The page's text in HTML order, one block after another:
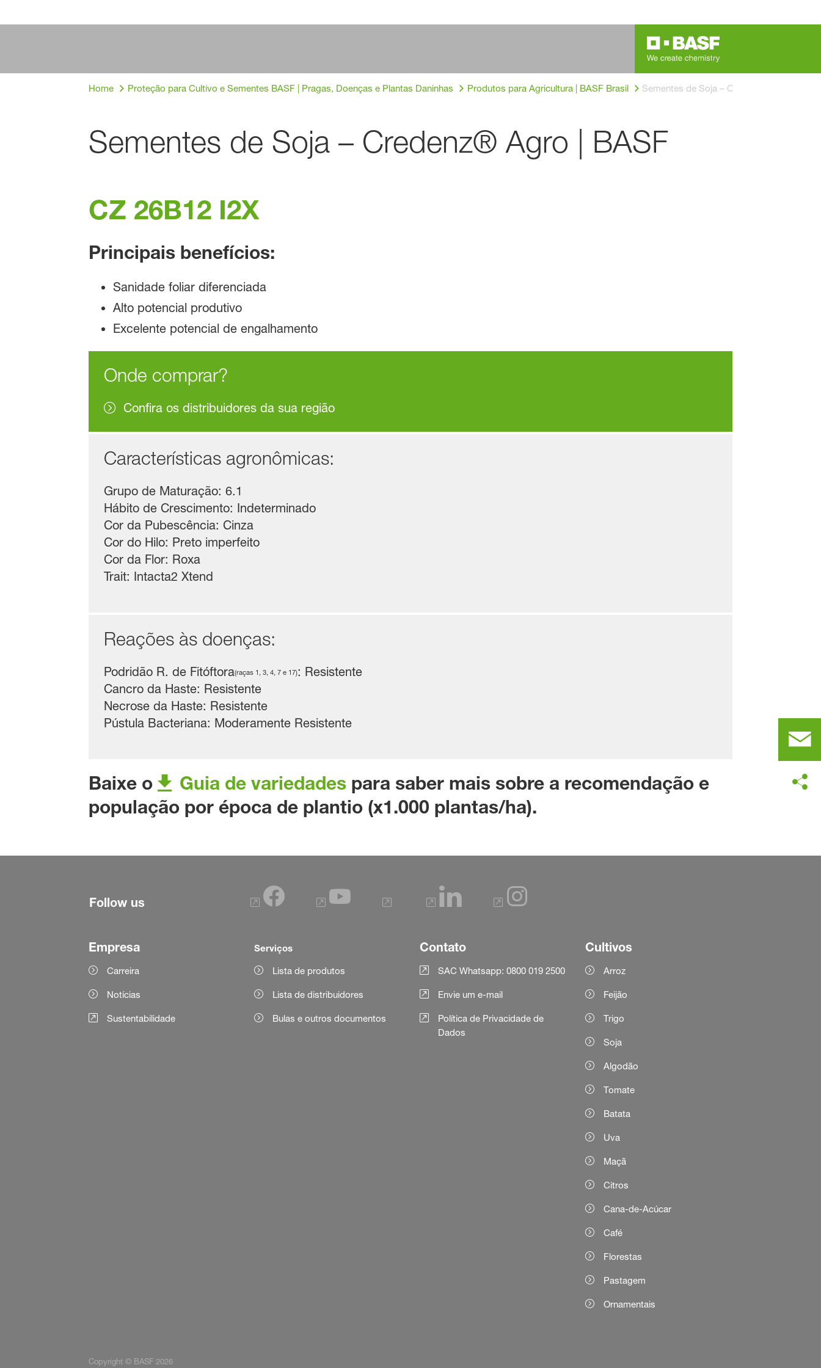
Home Proteção para Cultivo e Sementes BASF | Pragas, Doenças e Plantas Daninhas Produtos para Agricultura | BASF Brasil Sementes de Soja – Credenz® Agro |
Sementes de Soja – Credenz® Agro | BASF
CZ 26B12 I2X
Principais benefícios:
Sanidade foliar diferenciada
Alto potencial produtivo
Excelente potencial de engalhamento
Onde comprar?
Confira os distribuidores da sua região
Características agronômicas:
Grupo de Maturação: 6.1
Hábito de Crescimento: Indeterminado
Cor da Pubescência: Cinza
Cor do Hilo: Preto imperfeito
Cor da Flor: Roxa
Trait: Intacta2 Xtend
Reações às doenças:
Podridão R. de Fitóftora(raças 1, 3, 4, 7 e 17): Resistente
Cancro da Haste: Resistente
Necrose da Haste: Resistente
Pústula Bacteriana: Moderamente Resistente
Baixe o Guia de variedadespara saber mais sobre a recomendação e
população por época de plantio (x1.000 plantas/ha).
Follow us
Empresa
Carreira
Notícias
Sustentabilidade
Serviços
Lista de produtos
Lista de distribuidores
Bulas e outros documentos
Contato
SAC Whatsapp: 0800 019 2500
Envie um e-mail
Política de Privacidade de
Dados
Cultivos
Arroz
Feijão
Trigo
Soja
Algodão
Tomate
Batata
Uva
Maçã
Citros
Cana-de-Acúcar
Café
Florestas
Pastagem
Ornamentais
Copyright © BASF 2026